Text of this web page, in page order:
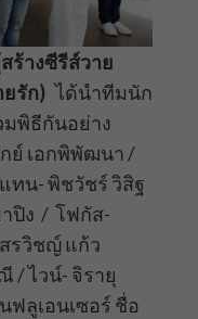
ร้างซีรีส์วาย
ยรัก)ได้นำทีมนัก
พิธีกันอย่าง
เอกพิพัฒนา /
ทน- พิชวัชร์ วิสิฐ
ปิง / โฟกัส-
รวิชญ์ แก้ว
/ ไวน์- จิรายุ
ลูเอนเซอร์ ชื่อ